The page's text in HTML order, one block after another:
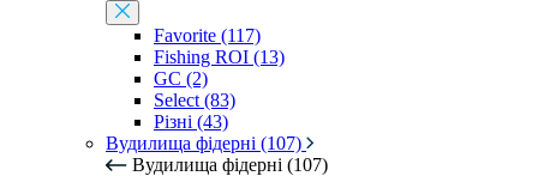
Favorite (117)
Fishing ROI (13)
GC (2)
Select (83)
Різні (43)
Вудилища фідерні (107)
Вудилища фідерні (107)